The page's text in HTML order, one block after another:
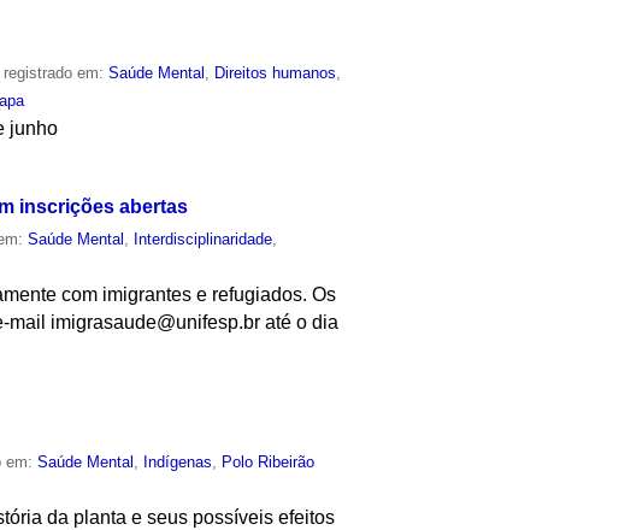
em:Saúde Mental Direitos humanos
junho
inscrições abertas
Saúde Mental , Interdisciplinaridade,
com imigrantes e refugiados. Os
imigrasaude@unifesp.br até o dia
em:Saúde Mental , Indígenas, Polo Ribeirão
da planta e seus possíveis efeitos